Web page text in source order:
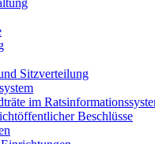
Sitzverteilung
im
Beschlüsse